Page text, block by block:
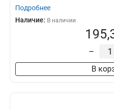
Подробнее
Наличие: В наличии
–
В